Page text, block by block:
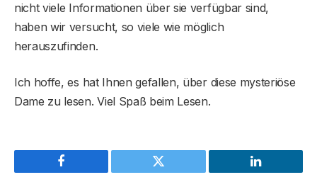
nicht viele Informationen über sie verfügbar sind,
haben wir versucht, so viele wie möglich
herauszufinden.
Ich hoffe, es hat Ihnen gefallen, über diese mysteriöse
Dame zu lesen. Viel Spaß beim Lesen.
Facebook Twitter LinkedIn